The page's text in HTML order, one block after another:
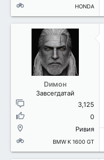
HONDA
Dимон
Завсегдатай
3,125
0
Ривия
BMW K 1600 GT